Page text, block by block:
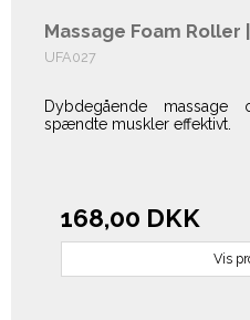
Massage Foam
UFA027
Dybdegående
spændte muskler effektivt.
168,00 DKK
Vis